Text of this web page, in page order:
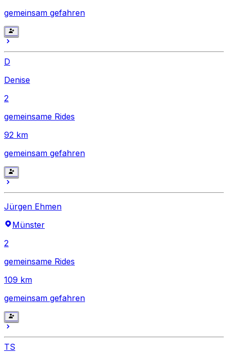
gemeinsam gefahren
D
Denise
2
gemeinsame Rides
92 km
gemeinsam gefahren
Jürgen Ehmen
Münster
2
gemeinsame Rides
109 km
gemeinsam gefahren
TS